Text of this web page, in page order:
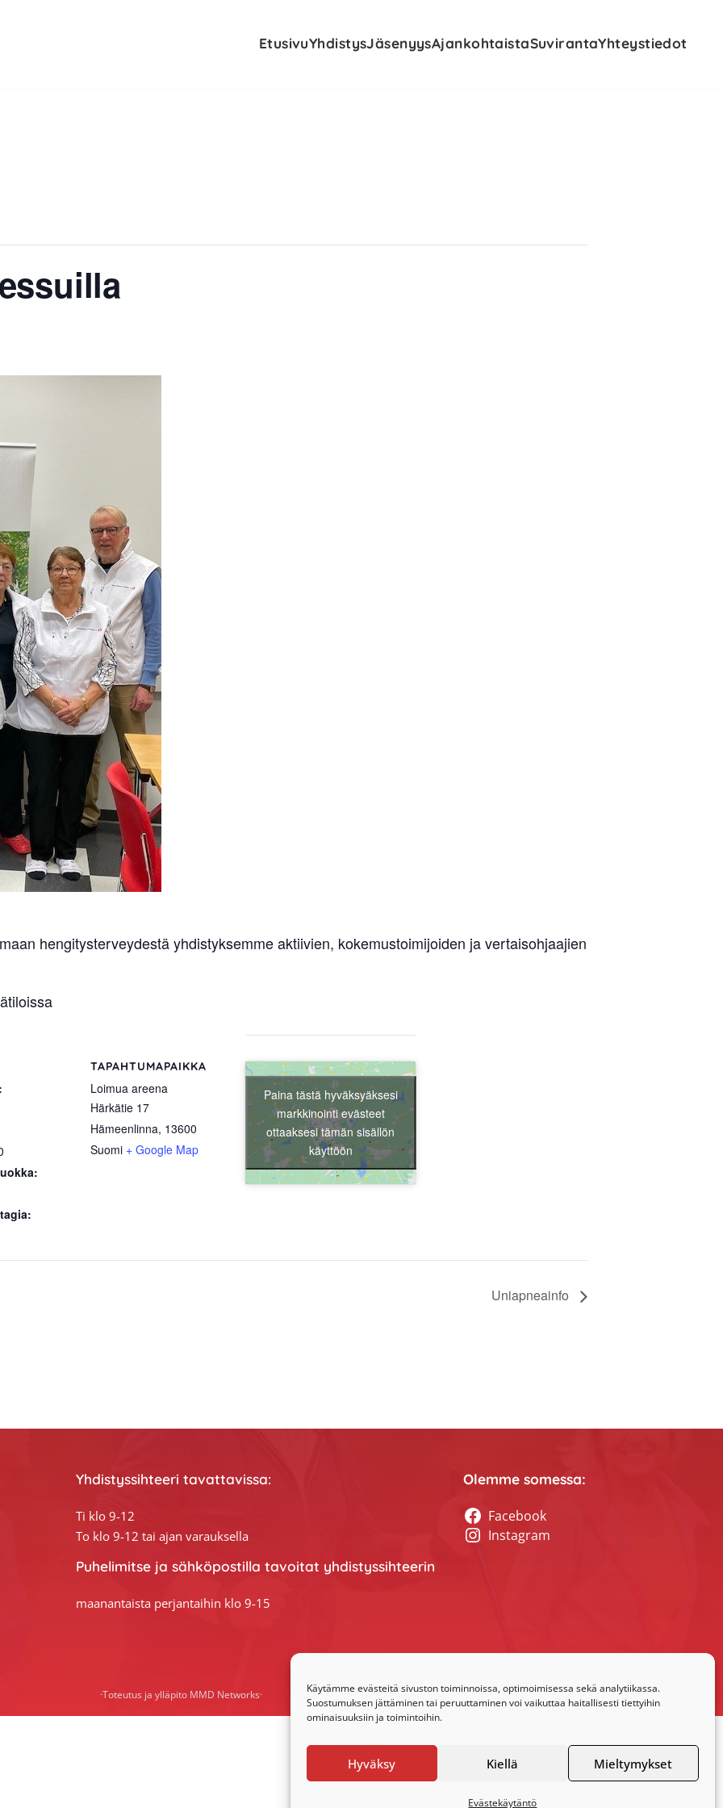
Käytämme evästeitä sivuston toiminnoissa, optimoimisessa sekä analytiikassa.
Suostumuksen jättäminen tai peruuttaminen voi vaikuttaa haitallisesti tiettyihin
ominaisuuksiin ja toimintoihin.
Hyväksy Kiellä Mieltymykset
Evästekäytäntö
EtusivuYhdistysJäsenyysAjankohtaistaSuvirantaYhteystiedot
hengitysterveydestä yhdistyksemme aktiivien, kokemustoimijoiden ja vertaisohjaajien
TAPAHTUMAPAIKKA
Loimua areena
Härkätie 17
Hämeenlinna, 13600
Suomi + Google Map
Paina tästä hyväksyäksesi
markkinointi evästeet
ottaaksesi tämän sisällön
käyttöön
Uniapneainfo
Yhdistyssihteeri tavattavissa:
Ti klo 9-12
To klo 9-12 tai ajan varauksella
Puhelimitse ja sähköpostilla tavoitat yhdistyssihteerin
maanantaista perjantaihin klo 9-15
Olemme somessa:
Facebook
Instagram
·Toteutus ja ylläpito MMD Networks·